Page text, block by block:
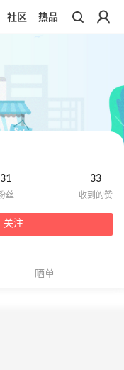
社区 热品
31 33
关注
晒单